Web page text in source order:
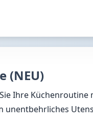
(NEU)
Ihre Küchenroutine
unentbehrliches